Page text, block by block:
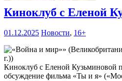
Киноклуб с Еленой
01.12.2025 Новости, 16+
Киноклуб с Еленой Кузьминовой
обсуждение фильма «Ты и я»